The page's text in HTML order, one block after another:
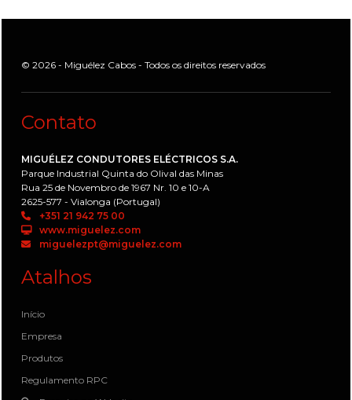
© 2026 - Miguélez Cabos - Todos os direitos reservados
Contato
MIGUÉLEZ CONDUTORES ELÉCTRICOS S.A.
Parque Industrial Quinta do Olival das Minas
Rua 25 de Novembro de 1967 Nr. 10 e 10-A
2625-577 - Vialonga (Portugal)
+351 21 942 75 00
www.miguelez.com
miguelezpt@miguelez.com
Atalhos
Início
Empresa
Produtos
Regulamento RPC